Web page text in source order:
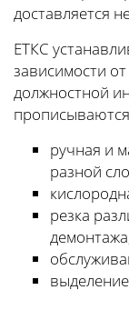
доставляется
ЕТКС
зависимости
должностной
ручная и
разной
резка